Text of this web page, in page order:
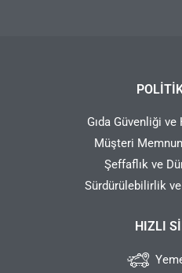
Gıda Güvenliği
Müşteri
Şeffaflık ve
Sürdürülebilirlik
HIZLI